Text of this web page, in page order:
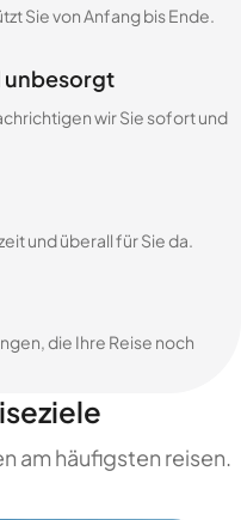
Sie von Anfang bis Ende.
unbesorgt
wir Sie sofort und
und überall für Sie da.
die Ihre Reise noch
am häufigsten reisen.